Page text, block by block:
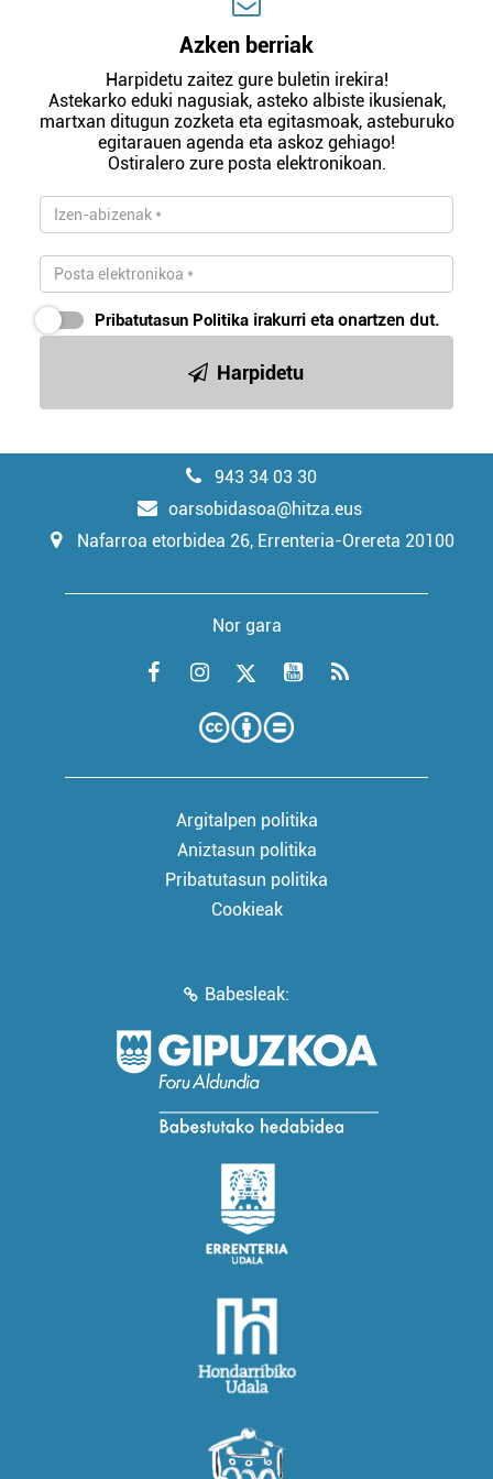
Azken berriak
Harpidetu zaitez gure buletin irekira!
Astekarko eduki nagusiak, asteko albiste ikusienak,
martxan ditugun zozketa eta egitasmoak, asteburuko
egitarauen agenda eta askoz gehiago!
Ostiralero zure posta elektronikoan.
Pribatutasun Politika irakurri eta onartzen dut.
Harpidetu
943 34 03 30
oarsobidasoa@hitza.eus
Nafarroa etorbidea 26, Errenteria-Orereta 20100
Nor gara
Argitalpen politika
Aniztasun politika
Pribatutasun politika
Cookieak
Babesleak: